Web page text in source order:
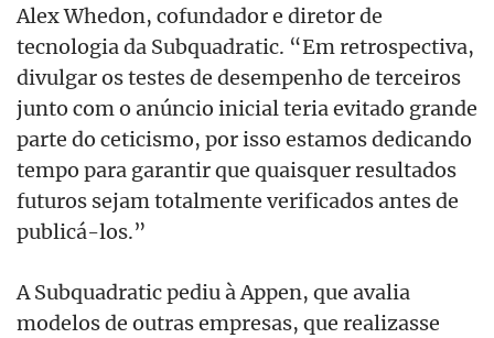
Alex Whedon, cofundador e diretor de
tecnologia da Subquadratic. “Em retrospectiva,
divulgar os testes de desempenho de terceiros
junto com o anúncio inicial teria evitado grande
parte do ceticismo, por isso estamos dedicando
tempo para garantir que quaisquer resultados
futuros sejam totalmente verificados antes de
publicá-los.”
A Subquadratic pediu à Appen, que avalia
modelos de outras empresas, que realizasse